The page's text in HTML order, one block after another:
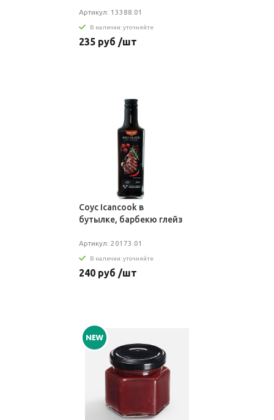
Артикул: 13388.01
В наличии: уточняйте
235 руб /шт
Соус Icancook в
бутылке, барбекю глейз
Артикул: 20173.01
В наличии: уточняйте
240 руб /шт